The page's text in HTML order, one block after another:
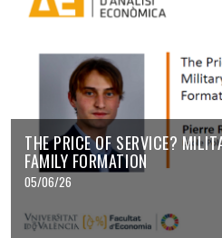
THE PRICE OF SERVICE?
FAMILY FORMATION
05/06/26